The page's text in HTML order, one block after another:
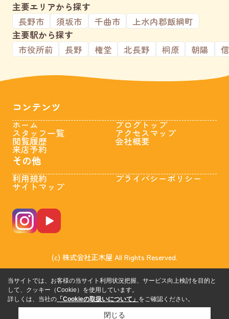
主要エリアから探す
長野市
須坂市 千曲市
上水内郡飯綱町
主要駅から探す
市役所前
長野 権堂 北長野 桐原 朝陽
コンテンツ
ホーム
スタッフ一覧
閲覧履歴
来店予約
ブログトップ
アクセスマップ
会社概要
その他
利用規約
サイトマップ
プライバシーポリシー
(c) 株式会社正木屋 All Rights Reserved.
当サイトでは、お客様の当サイト利用状況把握、サービス向上検討を目的と
して、クッキー（Cookie）を使用しています。
詳しくは、当社の 「Cookieの取扱いについて」 をご確認ください。
閉じる